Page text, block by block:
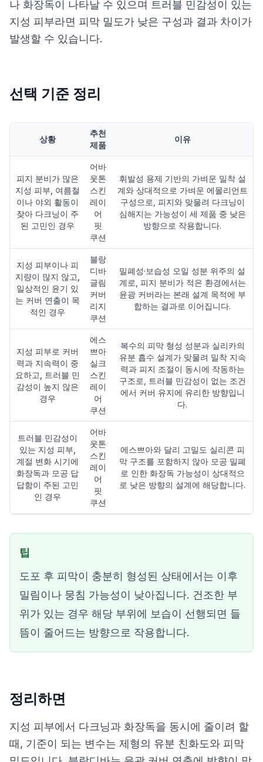
나 화장독이 나타날 수 있으며 트러블 민감성이 있는
지성 피부라면 피막 밀도가 낮은 구성과 결과 차이가
발생할 수 있습니다.
선택 기준 정리
상황
추천
제품
이유
피지 분비가 많은
지성 피부, 여름철
이나 야외 활동이
잦아 다크닝이 주
된 고민인 경우
어바
웃톤
스킨
레이
어
핏
쿠션
휘발성 용제 기반의 가벼운 밀착 설
계와 상대적으로 가벼운 에몰리언트
구성으로, 피지와 맞물려 다크닝이
심해지는 가능성이 세 제품 중 낮은
방향으로 작용합니다.
지성 피부이나 피
지량이 많지 않고,
일상적인 윤기 있
는 커버 연출이 목
적인 경우
블랑
디바
글림
커버
리지
쿠션
밀폐성·보습성 오일 성분 위주의 설
계로, 피지 분비가 적은 환경에서는
윤광 커버라는 본래 설계 목적에 부
합하는 결과로 이어집니다.
지성 피부로 커버
력과 지속력이 중
요하고, 트러블 민
감성이 높지 않은
경우
에스
쁘아
실크
스킨
레이
어
쿠션
복수의 피막 형성 성분과 실리카의
유분 흡수 설계가 맞물려 밀착 지속
력과 피지 조절이 동시에 작동하는
구조로, 트러블 민감성이 없는 조건
에서 커버 유지에 유리한 방향입니
다.
트러블 민감성이
있는 지성 피부,
계절 변화 시기에
화장독과 모공 답
답함이 주된 고민
인 경우
어바
웃톤
스킨
레이
어
핏
쿠션
에스쁘아와 달리 고밀도 실리콘 피
막 구조를 포함하지 않아 모공 밀폐
로 인한 화장독 가능성이 상대적으
로 낮은 방향의 설계에 해당합니다.
팁
도포 후 피막이 충분히 형성된 상태에서는 이후
밀림이나 뭉침 가능성이 낮아집니다. 건조한 부
위가 있는 경우 해당 부위에 보습이 선행되면 들
뜸이 줄어드는 방향으로 작용합니다.
정리하면
지성 피부에서 다크닝과 화장독을 동시에 줄이려 할
때, 기준이 되는 변수는 제형의 유분 친화도와 피막